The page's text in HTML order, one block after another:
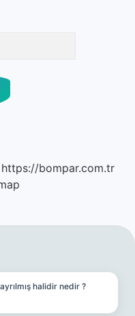
https://bompar.com.tr
halidir nedir ?